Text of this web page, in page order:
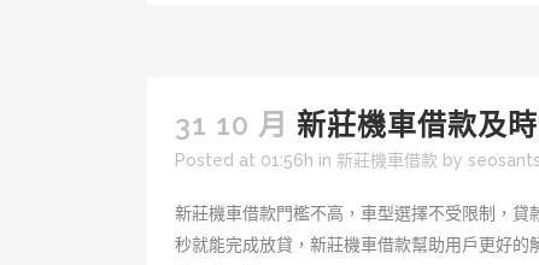
31 10 月 新莊機車借款及
Posted at 01:56h in 新莊機車借款 by
新莊機車借款門檻不高，車型選擇不受限制，
秒就能完成放貸，新莊機車借款幫助用戶更好